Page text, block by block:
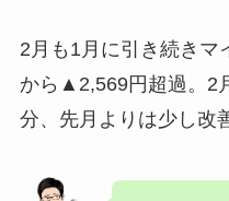
2月も1月に引き続きマ
から▲2,569円超過。2
分、先月よりは少し改